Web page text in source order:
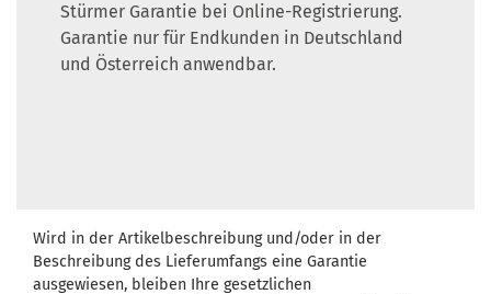
Stürmer Garantie bei Online-Registrierung.
Garantie nur für Endkunden in Deutschland
und Österreich anwendbar.
Wird in der Artikelbeschreibung und/oder in der
Beschreibung des Lieferumfangs eine Garantie
ausgewiesen, bleiben Ihre gesetzlichen